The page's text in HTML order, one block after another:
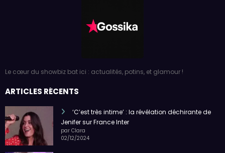
Le cœur du showbiz bat ici : actualités, potins, et glamour !
ARTICLES RÉCENTS
‘C’est très intime’ : la révélation déchirante de
Jenifer sur France Inter
par Clara
02/12/2024